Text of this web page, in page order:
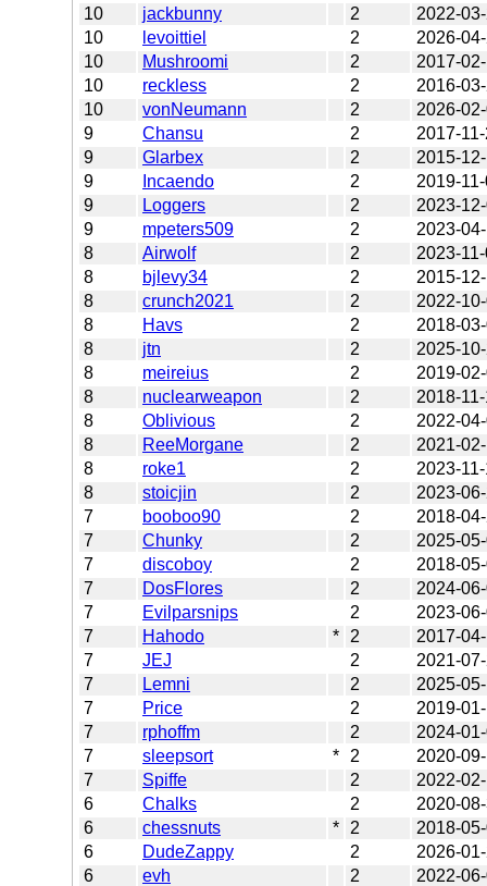
10
jackbunny 2
2022-
10
levoittiel 2
2026-
10
Mushroomi 2
2017-
10
reckless 2
2016-
10
vonNeumann 2
2026-
9
Chansu 2
2017-
9
Glarbex 2
2015-
9
Incaendo 2
2019-
9
Loggers 2
2023-
9
mpeters509 2
2023-
8
Airwolf 2
2023-
8
bjlevy34 2
2015-
8
crunch2021 2
2022-
8
Havs 2
2018-
8
jtn 2
2025-
8
meireius 2
2019-
8
nuclearweapon 2
2018-
8
Oblivious 2
2022-
8
ReeMorgane 2
2021-
8
roke1 2
2023-
8
stoicjin 2
2023-
7
booboo90 2
2018-
7
Chunky 2
2025-
7
discoboy 2
2018-
7
DosFlores 2
2024-
7
Evilparsnips 2
2023-
7
Hahodo * 2
2017-
7
JEJ 2
2021-
7
Lemni 2
2025-
7
Price 2
2019-
7
rphoffm 2
2024-
7
sleepsort * 2
2020-
7
Spiffe 2
2022-
6
Chalks 2
2020-
6
chessnuts * 2
2018-
6
DudeZappy 2
2026-
6
evh 2
2022-